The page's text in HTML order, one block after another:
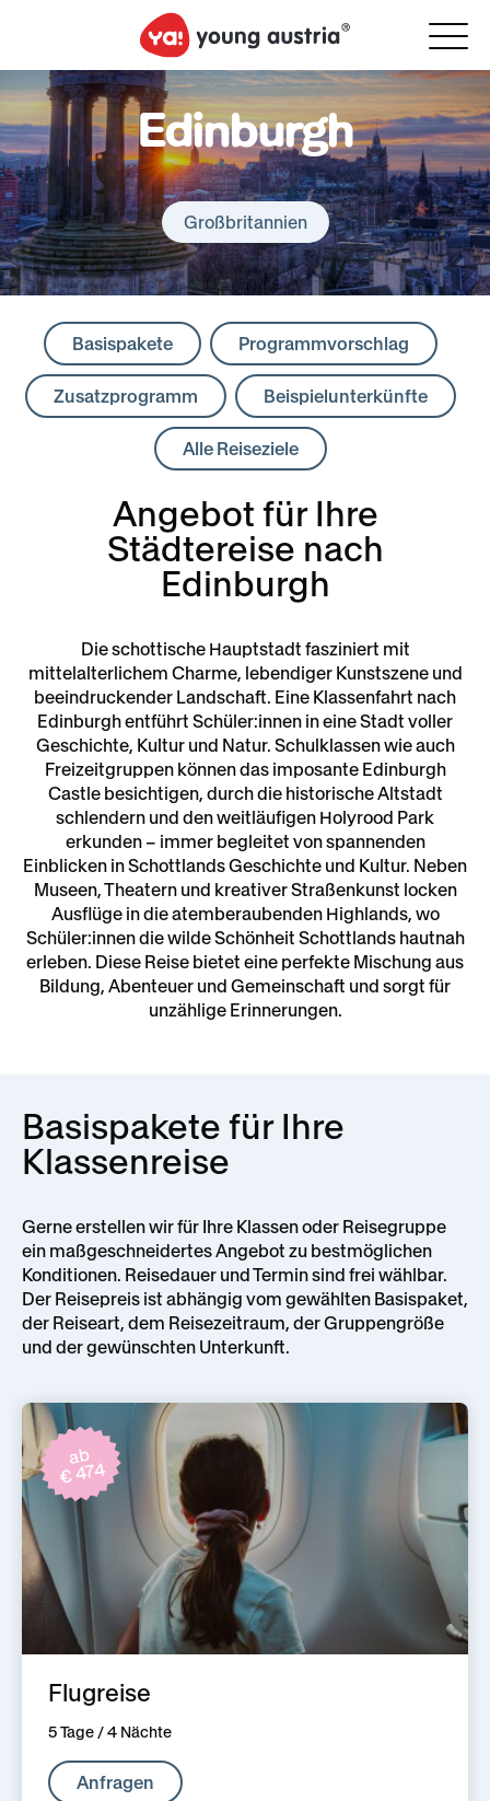
Edinburgh
Großbritannien
Basispakete Programmvorschlag
Zusatzprogramm Beispielunterkünfte
Alle Reiseziele
Angebot für Ihre
Städtereise nach
Edinburgh
Die schottische Hauptstadt fasziniert mit
mittelalterlichem Charme, lebendiger Kunstszene und
beeindruckender Landschaft. Eine Klassenfahrt nach
Edinburgh entführt Schüler:innen in eine Stadt voller
Geschichte, Kultur und Natur. Schulklassen wie auch
Freizeitgruppen können das imposante Edinburgh
Castle besichtigen, durch die historische Altstadt
schlendern und den weitläufigen Holyrood Park
erkunden – immer begleitet von spannenden
Einblicken in Schottlands Geschichte und Kultur. Neben
Museen, Theatern und kreativer Straßenkunst locken
Ausflüge in die atemberaubenden Highlands, wo
Schüler:innen die wilde Schönheit Schottlands hautnah
erleben. Diese Reise bietet eine perfekte Mischung aus
Bildung, Abenteuer und Gemeinschaft und sorgt für
unzählige Erinnerungen.
Basispakete für Ihre
Klassenreise
Gerne erstellen wir für Ihre Klassen oder Reisegruppe
ein maßgeschneidertes Angebot zu bestmöglichen
Konditionen. Reisedauer und Termin sind frei wählbar.
Der Reisepreis ist abhängig vom gewählten Basispaket,
der Reiseart, dem Reisezeitraum, der Gruppengröße
und der gewünschten Unterkunft.
ab
€ 474
Flugreise
5 Tage / 4 Nächte
Anfragen